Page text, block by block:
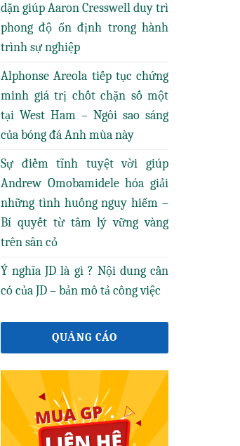
dặn giúp Aaron Cresswell duy trì
phong độ ổn định trong hành
trình sự nghiệp
Alphonse Areola tiếp tục chứng
minh giá trị chốt chặn số một
tại West Ham – Ngôi sao sáng
của bóng đá Anh mùa này
Sự điềm tĩnh tuyệt vời giúp
Andrew Omobamidele hóa giải
những tình huống nguy hiểm –
Bí quyết từ tâm lý vững vàng
trên sân cỏ
Ý nghĩa JD là gì ? Nội dung cần
có của JD – bản mô tả công việc
QUẢNG CÁO